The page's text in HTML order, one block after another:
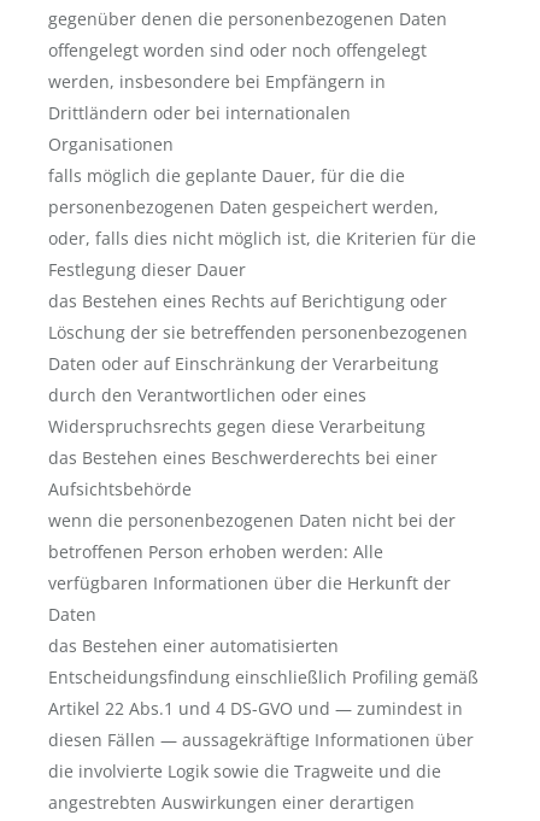
gegenüber denen die personenbezogenen Daten
offengelegt worden sind oder noch offengelegt
werden, insbesondere bei Empfängern in
Drittländern oder bei internationalen
Organisationen
falls möglich die geplante Dauer, für die die
personenbezogenen Daten gespeichert werden,
oder, falls dies nicht möglich ist, die Kriterien für die
Festlegung dieser Dauer
das Bestehen eines Rechts auf Berichtigung oder
Löschung der sie betreffenden personenbezogenen
Daten oder auf Einschränkung der Verarbeitung
durch den Verantwortlichen oder eines
Widerspruchsrechts gegen diese Verarbeitung
das Bestehen eines Beschwerderechts bei einer
Aufsichtsbehörde
wenn die personenbezogenen Daten nicht bei der
betroffenen Person erhoben werden: Alle
verfügbaren Informationen über die Herkunft der
Daten
das Bestehen einer automatisierten
Entscheidungsfindung einschließlich Profiling gemäß
Artikel 22 Abs.1 und 4 DS-GVO und — zumindest in
diesen Fällen — aussagekräftige Informationen über
die involvierte Logik sowie die Tragweite und die
angestrebten Auswirkungen einer derartigen